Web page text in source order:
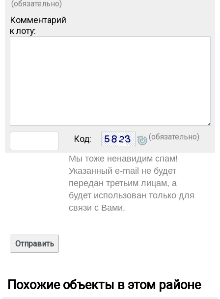
(обязательно)
Комментарий
к лоту:
Код: (обязательно)
Мы тоже ненавидим спам!
Указанный e-mail не будет
передан третьим лицам, а
будет использован только для
связи с Вами.
Похожие объекты в этом районе